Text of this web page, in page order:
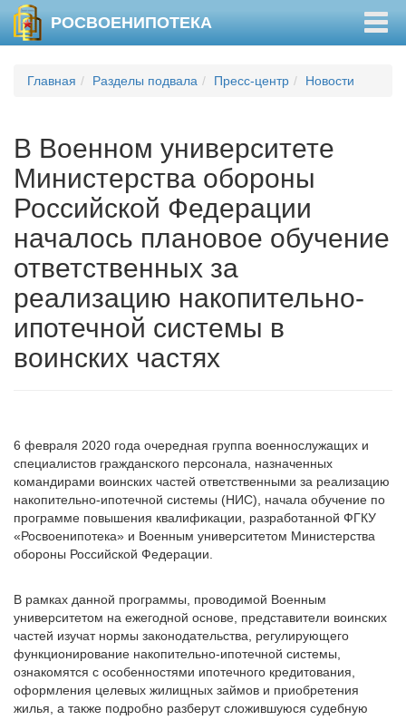
РОСВОЕНИПОТЕКА
Главная Разделы подвала Пресс-центр Новости
В Военном университете
Министерства обороны
Российской Федерации
началось плановое обучение
ответственных за
реализацию накопительно-
ипотечной системы в
воинских частях
6 февраля 2020 года очередная группа военнослужащих и
специалистов гражданского персонала, назначенных
командирами воинских частей ответственными за реализацию
накопительно-ипотечной системы (НИС), начала обучение по
программе повышения квалификации, разработанной ФГКУ
«Росвоенипотека» и Военным университетом Министерства
обороны Российской Федерации.
В рамках данной программы, проводимой Военным
университетом на ежегодной основе, представители воинских
частей изучат нормы законодательства, регулирующего
функционирование накопительно-ипотечной системы,
ознакомятся с особенностями ипотечного кредитования,
оформления целевых жилищных займов и приобретения
жилья, а также подробно разберут сложившуюся судебную